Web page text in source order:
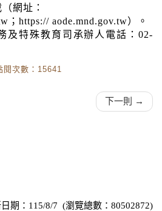
網址：
；https:// aode.mnd.gov.tw）。
及特殊教育司承辦人電話：02-
次數：15641
下一則 →
印
期：115/8/7 (瀏覽總數：80502872)